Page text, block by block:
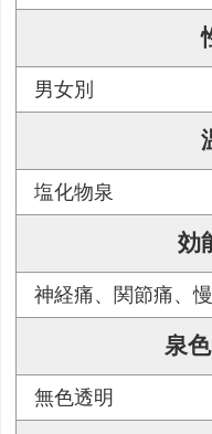
男女別
塩化物泉
効
神経痛、関節痛、
泉
無色透明